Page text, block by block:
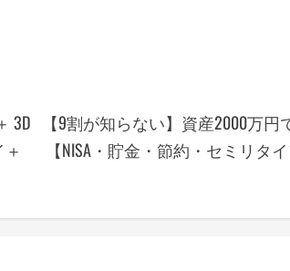
3D
【9割が知らない】資産2000万
【NISA・貯金・節約・セミリタイ